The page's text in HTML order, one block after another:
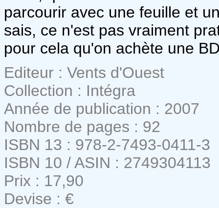
parcourir avec une feuille et
sais, ce n'est pas vraiment
pour cela qu'on achète une
Editeur : Vents d'Ouest
Collection : Intégra
Année de publication : 2007
Nombre de pages : 92
ISBN 13 : 978-2-7493-0411-3
ISBN 10 / ASIN : 2749304113
Prix : 17,90
Devise : €